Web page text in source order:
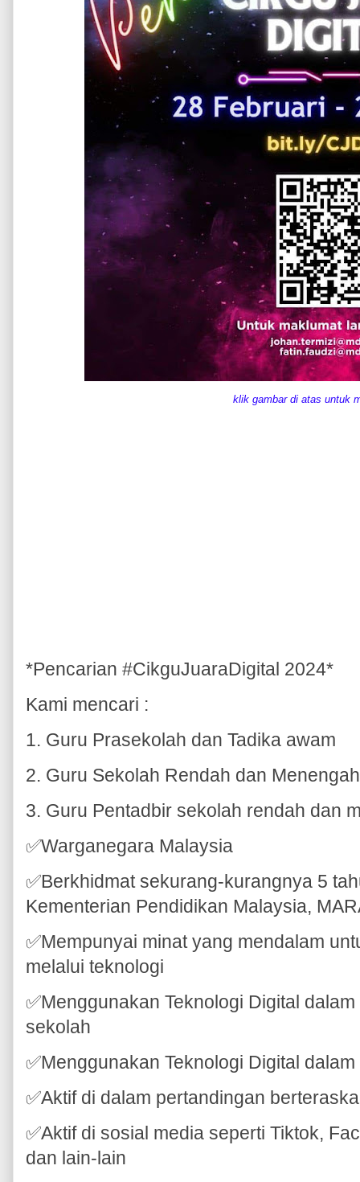
klik gambar di atas untuk
*Pencarian #CikguJuaraDigital 2024*
Kami mencari :
1. Guru Prasekolah dan Tadika awam
2. Guru Sekolah Rendah dan
3. Guru Pentadbir sekolah rendah dan
✅Warganegara Malaysia
✅Berkhidmat sekurang-kurangnya 5
Kementerian Pendidikan Malaysia,
✅Mempunyai minat yang mendalam
melalui teknologi
✅Menggunakan Teknologi Digital
sekolah
✅Menggunakan Teknologi Digital
✅Aktif di dalam pertandingan
✅Aktif di sosial media seperti Tiktok,
dan lain-lain